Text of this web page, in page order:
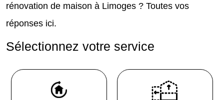
rénovation de maison à Limoges ? Toutes vos
réponses ici.
Sélectionnez votre service